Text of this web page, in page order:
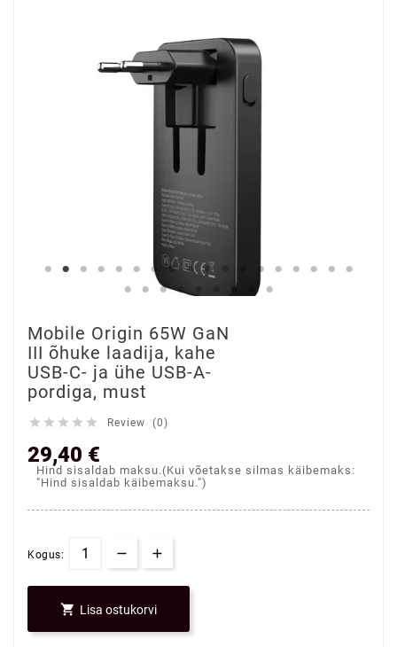
Mobile Origin 65W GaN
III õhuke laadija, kahe
USB-C- ja ühe USB-A-
pordiga, must
     Review (0)
29,40 €
Hind sisaldab maksu.(Kui võetakse silmas käibemaks:
"Hind sisaldab käibemaksu.")
Kogus:
 Lisa ostukorvi